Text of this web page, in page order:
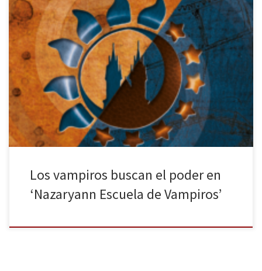
Niña Lobo Editorial publica Nazaryann Escuela de Vampiros:
primer año de Laura Mars. Los vampiros han vuelto con fuerza a las
librerías. Si, como a mí, te apasionan estos seres y su literatura, es
un buen momento para encontrar historias fantásticas. Por regla
general, se suele caer en las narraciones […]
Los vampiros buscan el poder en
‘Nazaryann Escuela de Vampiros’